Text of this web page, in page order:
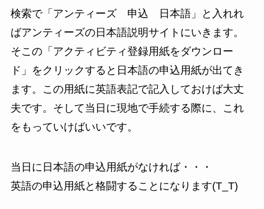
検索で「アンティーズ 申込 日本語」と入れれ
ばアンティーズの日本語説明サイトにいきます。
そこの「アクティビティ登録用紙をダウンロー
ド」をクリックすると日本語の申込用紙が出てき
ます。この用紙に英語表記で記入しておけば大丈
夫です。そして当日に現地で手続する際に、これ
をもっていけばいいです。
当日に日本語の申込用紙がなければ・・・
英語の申込用紙と格闘することになります(T_T)